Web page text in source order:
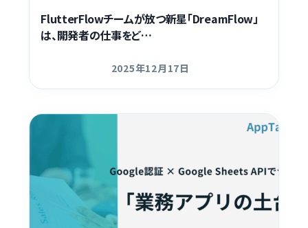
FlutterFlowチームが放つ新星「DreamFlow」
は、開発者の仕事をど…
更新日
2025年12月17日